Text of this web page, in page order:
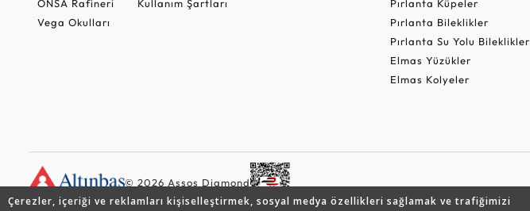
Çerezler, içeriği ve reklamları kişiselleştirmek, sosyal medya özellikleri sağlamak ve trafiğimizi
ONSA Rafineri
Vega Okulları
Kullanım Şartları
Pırlanta Küpeler
Pırlanta Bileklikler
Pırlanta Su Yolu Bileklikler
Elmas Yüzükler
Elmas Kolyeler
© 2026 Assos Diamond